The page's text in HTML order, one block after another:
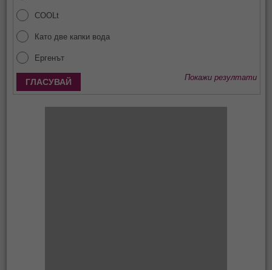
COOLt
Като две капки вода
Ергенът
Покажи резултати